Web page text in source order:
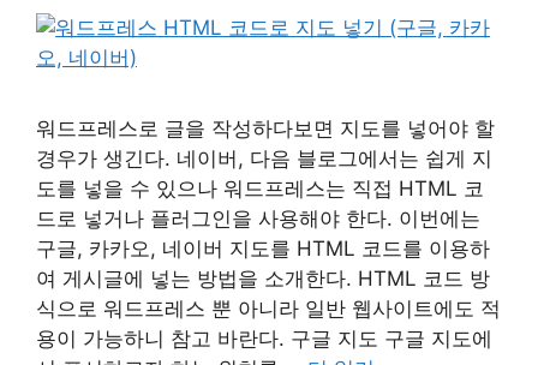
워드프레스로 글을 작성하다보면 지도를 넣어야 할
경우가 생긴다. 네이버, 다음 블로그에서는 쉽게 지
도를 넣을 수 있으나 워드프레스는 직접 HTML 코
드로 넣거나 플러그인을 사용해야 한다. 이번에는
구글, 카카오, 네이버 지도를 HTML 코드를 이용하
여 게시글에 넣는 방법을 소개한다. HTML 코드 방
식으로 워드프레스 뿐 아니라 일반 웹사이트에도 적
용이 가능하니 참고 바란다. 구글 지도 구글 지도에